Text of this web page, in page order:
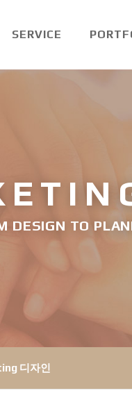
SERVICE
DESIGN TO
디자인